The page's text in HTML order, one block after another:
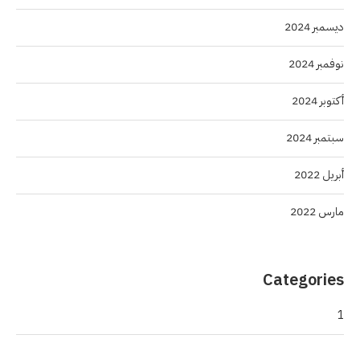
ديسمبر 2024
نوفمبر 2024
أكتوبر 2024
سبتمبر 2024
أبريل 2022
مارس 2022
Categories
1